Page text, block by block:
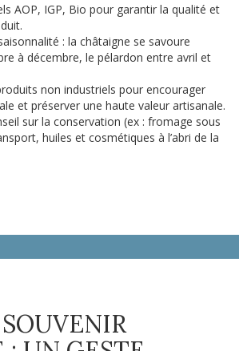
AOP, IGP, Bio pour garantir la qualité et
: la châtaigne se savoure
à décembre, le pélardon entre avril et
non industriels pour encourager
et préserver une haute valeur artisanale.
sur la conservation (ex : fromage sous
huiles et cosmétiques à l’abri de la